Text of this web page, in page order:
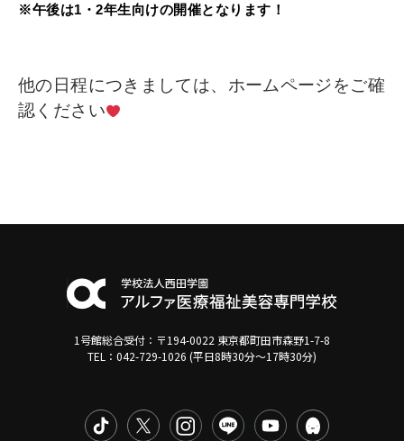
※午後は1・2年生向けの開催となります！
他の日程につきましては、ホームページをご確
認ください
1号館総合受付：〒194-0022 東京都町田市森野1-7-8
TEL：042-729-1026 (平日8時30分〜17時30分)